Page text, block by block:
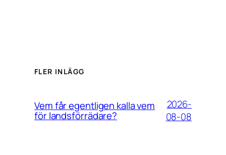
FLER INLÄGG
Vem får egentligen kalla vem
för landsförrädare?
2026-
08-08